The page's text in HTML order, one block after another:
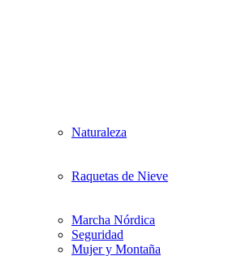
Naturaleza
Raquetas de Nieve
Marcha Nórdica
Seguridad
Mujer y Montaña